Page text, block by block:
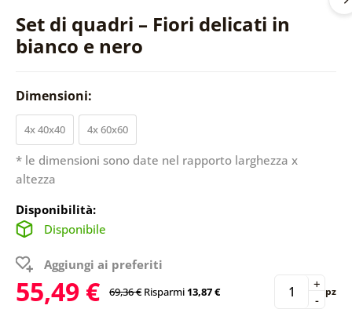
Set di quadri – Fiori delicati in
bianco e nero
Dimensioni:
4x 40x40 4x 60x60
* le dimensioni sono date nel rapporto larghezza x
altezza
Disponibilità:
Disponibile
Aggiungi ai preferiti
55,49 € 69,36 € Risparmi13,87 € -
+ pz